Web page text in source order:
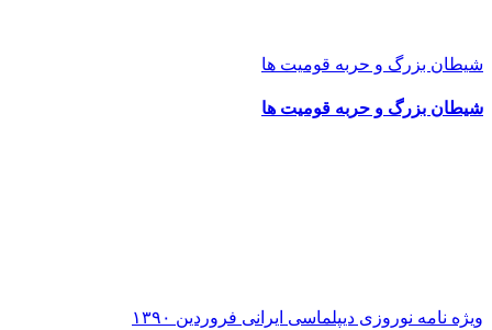
شیطان بزرگ و حربه قومیت ها
شیطان بزرگ و حربه قومیت ها
ویژه نامه نوروزی دیپلماسی ایرانی فروردین ۱۳۹۰